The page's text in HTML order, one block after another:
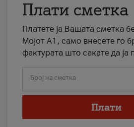
Плати сметка
Платете ја Вашата сметка
Мојот А1, само внесете го
фактурата што сакате да ја
Број на сметка
Плати